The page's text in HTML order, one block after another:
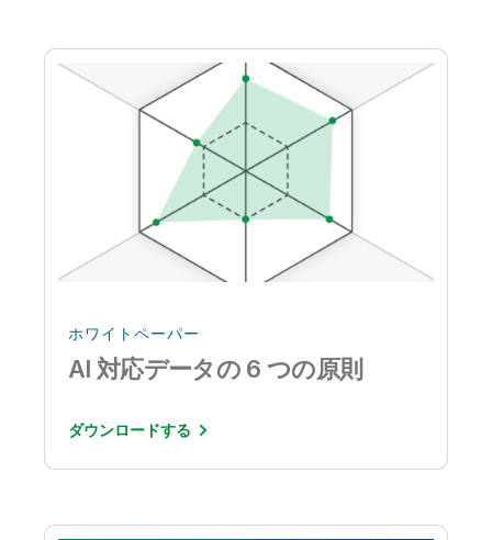
ホワイトペーパー
AI 対応データの 6 つの原則
ダウンロードする